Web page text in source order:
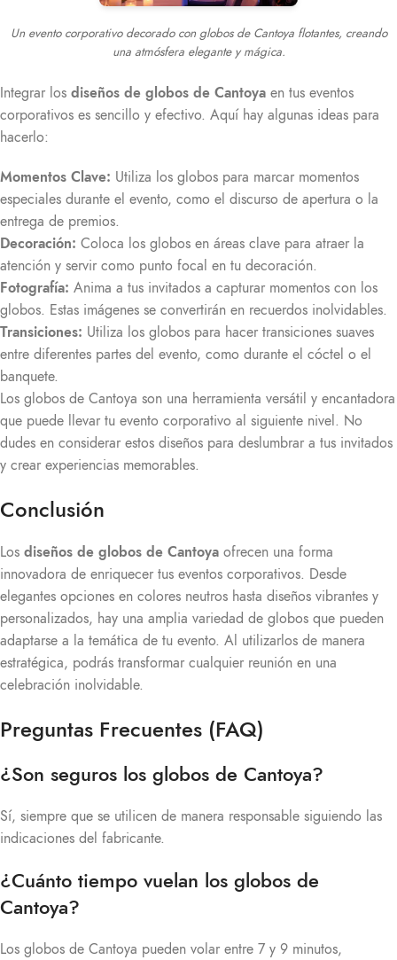
Un evento corporativo decorado con globos de Cantoya flotantes, creando
una atmósfera elegante y mágica.
Integrar los diseños de globos de Cantoya en tus eventos
corporativos es sencillo y efectivo. Aquí hay algunas ideas para
hacerlo:
Momentos Clave: Utiliza los globos para marcar momentos
especiales durante el evento, como el discurso de apertura o la
entrega de premios.
Decoración: Coloca los globos en áreas clave para atraer la
atención y servir como punto focal en tu decoración.
Fotografía: Anima a tus invitados a capturar momentos con los
globos. Estas imágenes se convertirán en recuerdos inolvidables.
Transiciones: Utiliza los globos para hacer transiciones suaves
entre diferentes partes del evento, como durante el cóctel o el
banquete.
Los globos de Cantoya son una herramienta versátil y encantadora
que puede llevar tu evento corporativo al siguiente nivel. No
dudes en considerar estos diseños para deslumbrar a tus invitados
y crear experiencias memorables.
Conclusión
Los diseños de globos de Cantoya ofrecen una forma
innovadora de enriquecer tus eventos corporativos. Desde
elegantes opciones en colores neutros hasta diseños vibrantes y
personalizados, hay una amplia variedad de globos que pueden
adaptarse a la temática de tu evento. Al utilizarlos de manera
estratégica, podrás transformar cualquier reunión en una
celebración inolvidable.
Preguntas Frecuentes (FAQ)
¿Son seguros los globos de Cantoya?
Sí, siempre que se utilicen de manera responsable siguiendo las
indicaciones del fabricante.
¿Cuánto tiempo vuelan los globos de
Cantoya?
Los globos de Cantoya pueden volar entre 7 y 9 minutos,